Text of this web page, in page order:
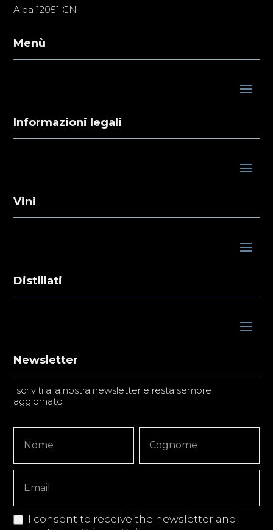
Alba 12051 CN
Menù
Informazioni legali
Vini
Distillati
Newsletter
Iscriviti alla nostra newsletter e resta sempre
aggiornato
Signup
Copy
I consent to receive the newsletter and